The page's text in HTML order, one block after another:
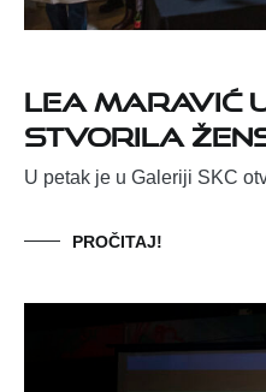
Lea Maravić
stvorila
U petak je u Galeriji SKC
PROČITAJ!